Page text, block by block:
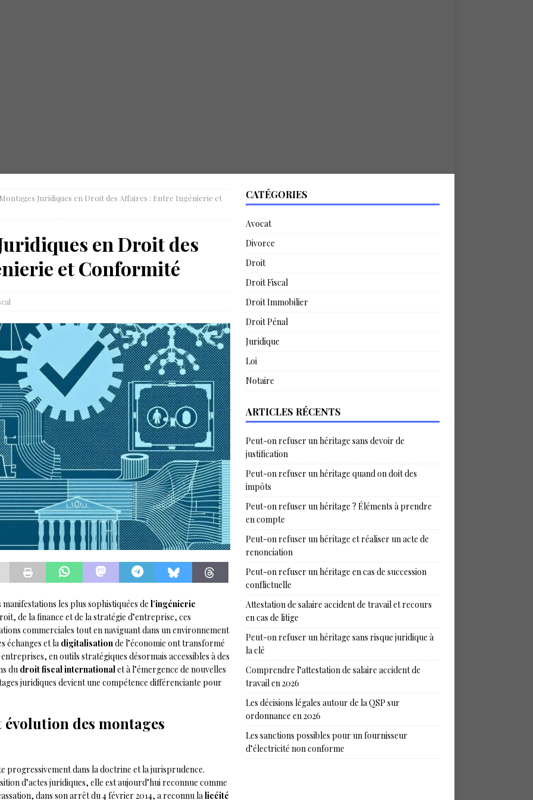
Montages Juridiques en Droit des Affaires : Entre Ingénierie et
en Droit des
et Conformité
les plus sophistiquées de l’ingénierie
de la finance et de la stratégie d’entreprise, ces
commerciales tout en naviguant dans un environnement
échanges et la digitalisationde l’économie ont transformé
en outils stratégiques désormais accessibles à des
du droit fiscal internationalet à l’émergence de nouvelles
juridiques devient une compétence différenciante pour
des montages
progressivement dans la doctrine et la jurisprudence.
d’actes juridiques, elle est aujourd’hui reconnue comme
dans son arrêt du 4 février 2014, a reconnu lalicéité
CATÉGORIES
Avocat
Divorce
Droit
Droit Fiscal
Droit Immobilier
Droit Pénal
Juridique
Loi
Notaire
ARTICLES RÉCENTS
Peut-on refuser un héritage sans devoir de
justification
Peut-on refuser un héritage quand on doit des
impôts
Peut-on refuser un héritage ? Éléments à prendre
en compte
Peut-on refuser un héritage et réaliser un acte de
renonciation
Peut-on refuser un héritage en cas de succession
conflictuelle
Attestation de salaire accident de travail et recours
en cas de litige
Peut-on refuser un héritage sans risque juridique à
la clé
Comprendre l’attestation de salaire accident de
travail en 2026
Les décisions légales autour de la QSP sur
ordonnance en 2026
Les sanctions possibles pour un fournisseur
d’électricité non conforme